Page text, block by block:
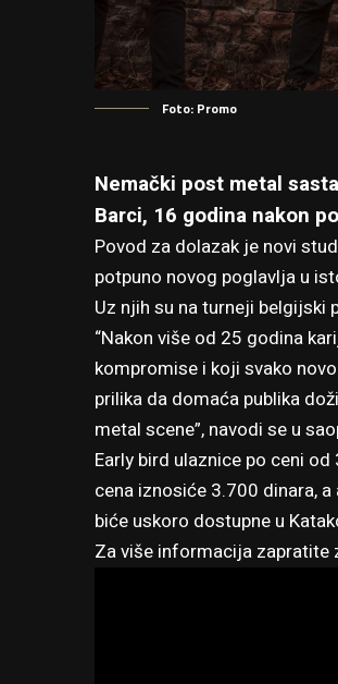
Foto: Promo
Nemački post metal
Barci, 16 godina nakon
Povod za dolazak je novi
potpuno novog poglavlja u
Uz njih su na turneji belgijski
“Nakon više od 25 godina
kompromise i koji svako
prilika da domaća publika
metal scene”, navodi se u
Early bird ulaznice po ceni
cena iznosiće 3.700 dinara,
biće uskoro dostupne u
Za više informacija zapratite